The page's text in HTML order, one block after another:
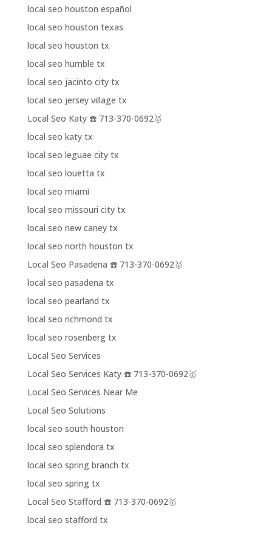
local seo houston español
local seo houston texas
local seo houston tx
local seo humble tx
local seo jacinto city tx
local seo jersey village tx
Local Seo Katy ☎️ 713-370-0692🥇
local seo katy tx
local seo leguae city tx
local seo louetta tx
local seo miami
local seo missouri city tx
local seo new caney tx
local seo north houston tx
Local Seo Pasadena ☎️ 713-370-0692🥇
local seo pasadena tx
local seo pearland tx
local seo richmond tx
local seo rosenberg tx
Local Seo Services
Local Seo Services Katy ☎️ 713-370-0692🥇
Local Seo Services Near Me
Local Seo Solutions
local seo south houston
local seo splendora tx
local seo spring branch tx
local seo spring tx
Local Seo Stafford ☎️ 713-370-0692🥇
local seo stafford tx